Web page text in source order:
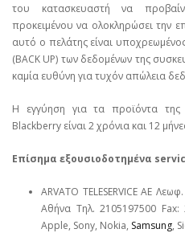
του κατασκευαστή να
προκειμένου να ολοκληρώσει την
αυτό ο πελάτης είναι
(BACK UP) των δεδομένων της
καμία ευθύνη για τυχόν απώλεια
Η εγγύηση για τα προϊόντα της
Blackberry είναι 2 χρόνια και 12
Επίσημα εξουσιοδοτημένα
ARVATO TELESERVICE ΑΕ
Αθήνα Τηλ. 2105197500
Apple, Sony, Nokia, Samsung,